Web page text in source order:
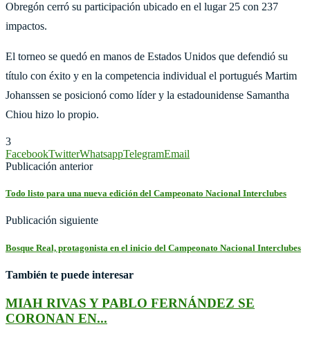
Obregón cerró su participación ubicado en el lugar 25 con 237
impactos.
El torneo se quedó en manos de Estados Unidos que defendió su
título con éxito y en la competencia individual el portugués Martim
Johanssen se posicionó como líder y la estadounidense Samantha
Chiou hizo lo propio.
3
FacebookTwitterWhatsappTelegramEmail
Publicación anterior
Todo listo para una nueva edición del Campeonato Nacional Interclubes
Publicación siguiente
Bosque Real, protagonista en el inicio del Campeonato Nacional Interclubes
También te puede interesar
MIAH RIVAS Y PABLO FERNÁNDEZ SE
CORONAN EN...